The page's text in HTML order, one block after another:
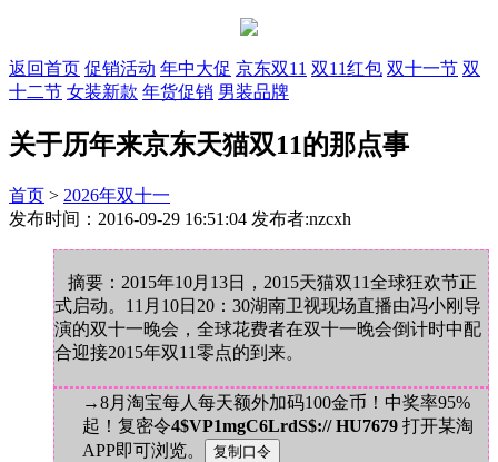
返回首页 促销活动 年中大促 京东双11 双11红包 双十一节 双
十二节 女装新款 年货促销 男装品牌
关于历年来京东天猫双11的那点事
首页 > 2026年双十一
发布时间：2016-09-29 16:51:04 发布者:nzcxh
摘要：2015年10月13日，2015天猫双11全球狂欢节正
式启动。11月10日20：30湖南卫视现场直播由冯小刚导
演的双十一晚会，全球花费者在双十一晚会倒计时中配
合迎接2015年双11零点的到来。
→8月淘宝每人每天额外加码100金币！中奖率95%
起！复密令4$VP1mgC6LrdS$:// HU7679 打开某淘
APP即可浏览。